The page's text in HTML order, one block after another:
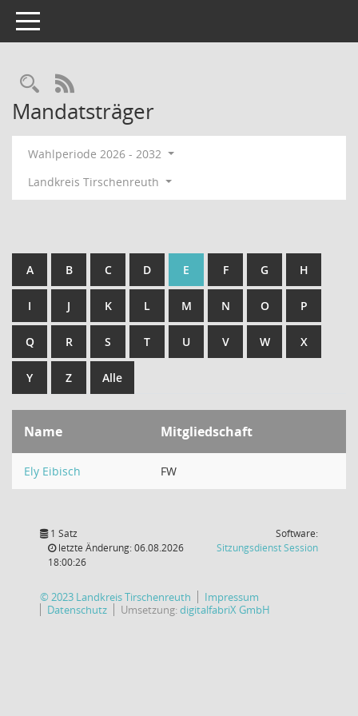
Toggle navigation
Rechercheauswahl
RSS-Feed
Mandatsträger
Wahlperiode 2026 - 2032
Landkreis Tirschenreuth
A B C D E F G H
I J K L M N O P
Q R S T U V W X
Y Z Alle
Name Mitgliedschaft
Ely Eibisch FW
1 Satz
letzte Änderung: 06.08.2026
18:00:26
Software:
SitzungsdienstSession(Wird in
© 2023 Landkreis Tirschenreuth
Impressum
Datenschutz
Umsetzung:digitalfabriX GmbH